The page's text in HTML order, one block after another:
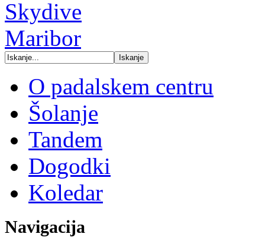
O padalskem centru
Šolanje
Tandem
Dogodki
Koledar
Navigacija